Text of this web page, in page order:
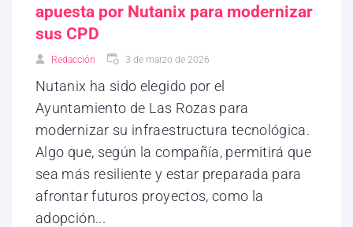
apuesta por Nutanix para modernizar
sus CPD
Redacción 3 de marzo de 2026
Nutanix ha sido elegido por el
Ayuntamiento de Las Rozas para
modernizar su infraestructura tecnológica.
Algo que, según la compañía, permitirá que
sea más resiliente y estar preparada para
afrontar futuros proyectos, como la
adopción...